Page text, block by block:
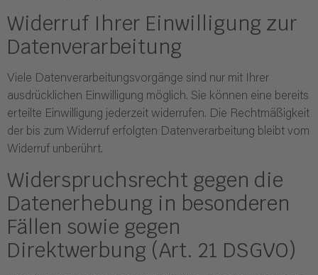
Widerruf Ihrer Einwilligung zur
Datenverarbeitung
Viele Datenverarbeitungsvorgänge sind nur mit Ihrer
ausdrücklichen Einwilligung möglich. Sie können eine bereits
erteilte Einwilligung jederzeit widerrufen. Die Rechtmäßigkeit
der bis zum Widerruf erfolgten Datenverarbeitung bleibt vom
Widerruf unberührt.
Widerspruchsrecht gegen die
Datenerhebung in besonderen
Fällen sowie gegen
Direktwerbung (Art. 21 DSGVO)